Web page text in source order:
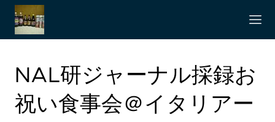
NAL研ジャーナル採録お
祝い食事会＠イタリアー